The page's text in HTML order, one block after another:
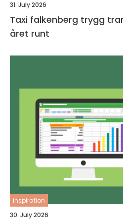
31. July 2026
Taxi falkenberg trygg transport längs kusten
året runt
inspiration
30. July 2026